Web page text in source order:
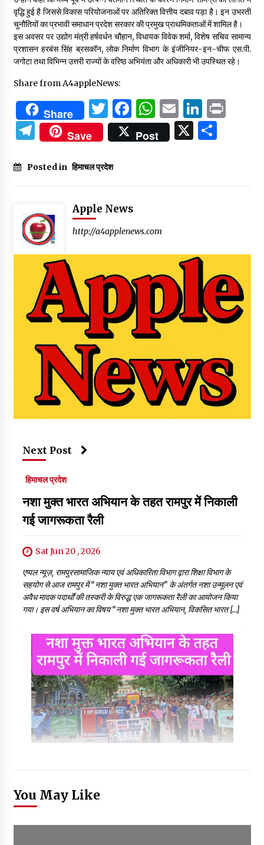
वृद्धि हुई है जिससे विकास परियोजनाओं पर अतिरिक्त वित्तीय दबाव पड़ा है। इन उभरती
चुनौतियों का प्रभावी समाधान प्रदेश सरकार की प्रमुख प्राथमिकताओं में शामिल है।
इस अवसर पर उद्योग मंत्री हर्षवर्धन चौहान, विधायक विवेक शर्मा, विशेष सचिव सामान्य
प्रशासन हरबंस सिंह ब्रसकॉन, लोक निर्माण विभाग के इंजीनियर-इन-चीफ एस.पी.
जगोटा तथा विभिन्न उत्तरी राज्यों के वरिष्ठ अभियंता और अधिकारी भी उपस्थित रहे।
Share from A4appleNews:
Share Twitter
Facebook
WhatsApp
Email
Telegram
Save Post X
Posted in हिमाचल प्रदेश
Apple News
http://a4applenews.com
Next Post
हिमाचल प्रदेश
नशा मुक्त भारत अभियान के तहत रामपुर में निकाली
गई जागरूकता रैली
Sat Jun 20 , 2026
एप्पल न्यूज़, रामपुरसामाजिक न्याय एवं अधिकारिता विभाग द्वारा शिक्षा विभाग के
सहयोग से आज रामपुर में “नशा मुक्त भारत अभियान” के अंतर्गत नशा उन्मूलन एवं
अवैध मादक पदार्थों की तस्करी के विरुद्ध एक जागरूकता रैली का आयोजन किया
गया। इस वर्ष अभियान का विषय “नशा मुक्त भारत अभियान, विकसित भारत […]
You May Like